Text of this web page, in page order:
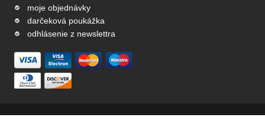
moje objednávky
darčeková poukážka
odhlásenie z newslettra